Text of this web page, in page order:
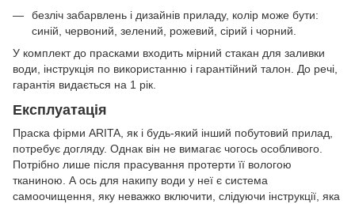
безліч забарвлень і дизайнів приладу, колір може бути:
синій, червоний, зелений, рожевий, сірий і чорний.
У комплект до прасками входить мірний стакан для заливки
води, інструкція по використанню і гарантійний талон. До речі,
гарантія видається на 1 рік.
Експлуатація
Праска фірми ARITA, як і будь-який інший побутовий прилад,
потребує догляду. Однак він не вимагає чогось особливого.
Потрібно лише після прасування протерти її вологою
тканиною. А ось для накипу води у неї є система
самоочищення, яку неважко включити, слідуючи інструкції, яка